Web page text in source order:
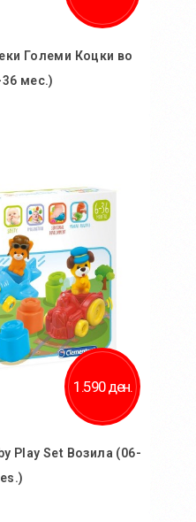
Големи Коцки во
мес.)
споредба
1.590 ден.
Play Set Возила (06-